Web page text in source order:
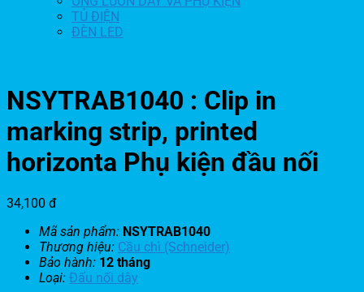
TỦ ĐIỆN
ĐÈN LED
NSYTRAB1040 : Clip in
marking strip, printed
horizonta Phụ kiện đầu nối
34,100 đ
Mã sản phẩm: NSYTRAB1040
Thương hiệu: Cầu chì (Schneider)
Bảo hành: 12 tháng
Loại: Đấu nối dây